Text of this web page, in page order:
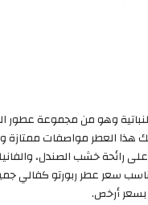
النباتية وهو من مجموعة
هذا العطر مواصفات ممتازة
رائحة خشب الصندل،
سعر عطر ربورتو كفالي
أرخص.